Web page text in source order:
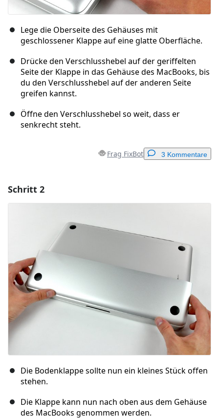
Lege die Oberseite des Gehäuses mit
geschlossener Klappe auf eine glatte Oberfläche.
Drücke den Verschlusshebel auf der geriffelten
Seite der Klappe in das Gehäuse des MacBooks, bis
du den Verschlusshebel auf der anderen Seite
greifen kannst.
Öffne den Verschlusshebel so weit, dass er
senkrecht steht.
Frag FixBot 3 Kommentare
Kommentieren
Schritt 2
Die Bodenklappe sollte nun ein kleines Stück offen
stehen.
Die Klappe kann nun nach oben aus dem Gehäuse
des MacBooks genommen werden.